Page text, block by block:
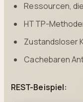
Ressourcen,
HTTP-
Zustandsloser
Cachebaren
REST-Beispiel: